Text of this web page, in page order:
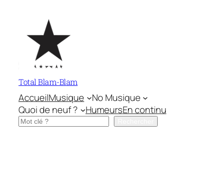
contenu
Total Blam-Blam
AccueilMusique
No Musique
Quoi de neuf ?
HumeursEn continu
Rechercher